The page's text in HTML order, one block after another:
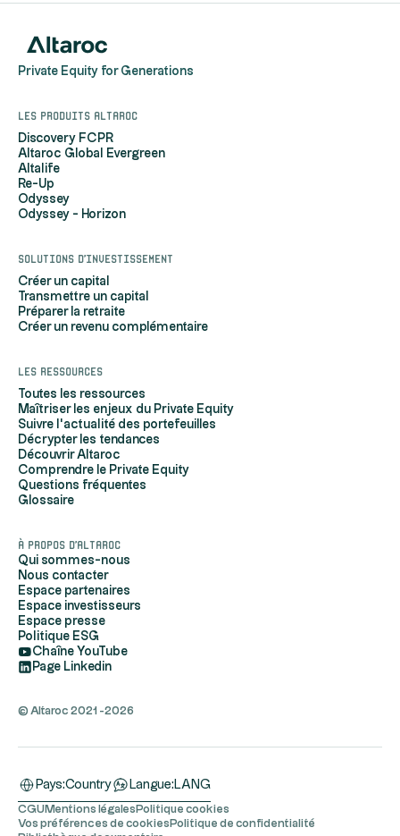
Private Equity for Generations
Les produits Altaroc
Discovery FCPR
Altaroc Global Evergreen
Altalife
Re-Up
Odyssey
Odyssey - Horizon
Solutions d'investissement
Créer un capital
Transmettre un capital
Préparer la retraite
Créer un revenu complémentaire
Les ressources
Toutes les ressources
Maîtriser les enjeux du Private Equity
Suivre l'actualité des portefeuilles
Décrypter les tendances
Découvrir Altaroc
Comprendre le Private Equity
Questions fréquentes
Glossaire
À propos d'Altaroc
Qui sommes-nous
Nous contacter
Espace partenaires
Espace investisseurs
Espace presse
Politique ESG
Chaîne YouTube
Page Linkedin
© Altaroc 2021 -2026
Pays:Country Langue: LANG
CGU Mentions légales Politique cookies
Vos préférences de cookies Politique de confidentialité